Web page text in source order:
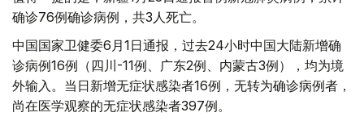
确诊76例确诊病例，共3人死亡。
中国国家卫健委6月1日通报，过去24小时中国大陆新增确
诊病例16例（四川-11例、广东2例、内蒙古3例），均为境
外输入。当日新增无症状感染者16例，无转为确诊病例者，
尚在医学观察的无症状感染者397例。